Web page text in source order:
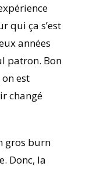
qui ça s’est
années
patron. Bon
est
changé
gros burn
Donc, la